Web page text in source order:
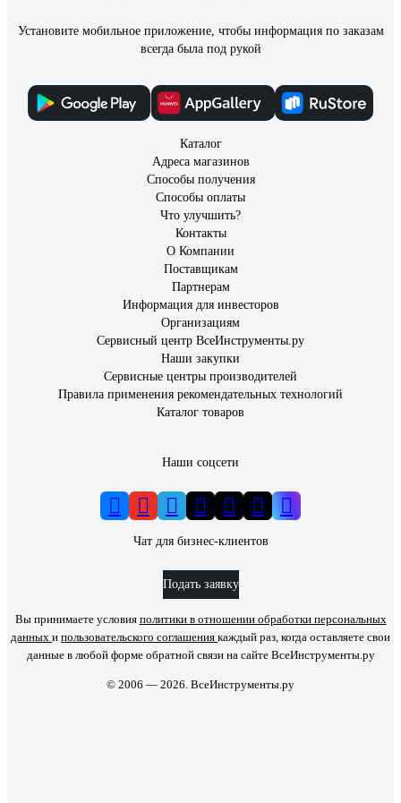
Установите мобильное приложение, чтобы информация по заказам
всегда была под рукой
Каталог
Адреса магазинов
Способы получения
Способы оплаты
Что улучшить?
Контакты
О Компании
Поставщикам
Партнерам
Информация для инвесторов
Организациям
Сервисный центр ВсеИнструменты.ру
Наши закупки
Сервисные центры производителей
Правила применения рекомендательных технологий
Каталог товаров
Наши соцсети
Чат для бизнес-клиентов
Подать заявку
Вы принимаете условия политики в отношении обработки персональных
данных и пользовательского соглашения каждый раз, когда оставляете свои
данные в любой форме обратной связи на сайте ВсеИнструменты.ру
© 2006 — 2026. ВсеИнструменты.ру